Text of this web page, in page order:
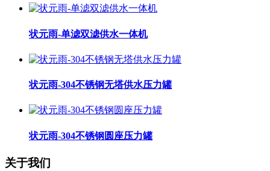
状元雨-单滤双滤供水一体机
状元雨-304不锈钢无塔供水压力罐
状元雨-304不锈钢圆座压力罐
关于我们